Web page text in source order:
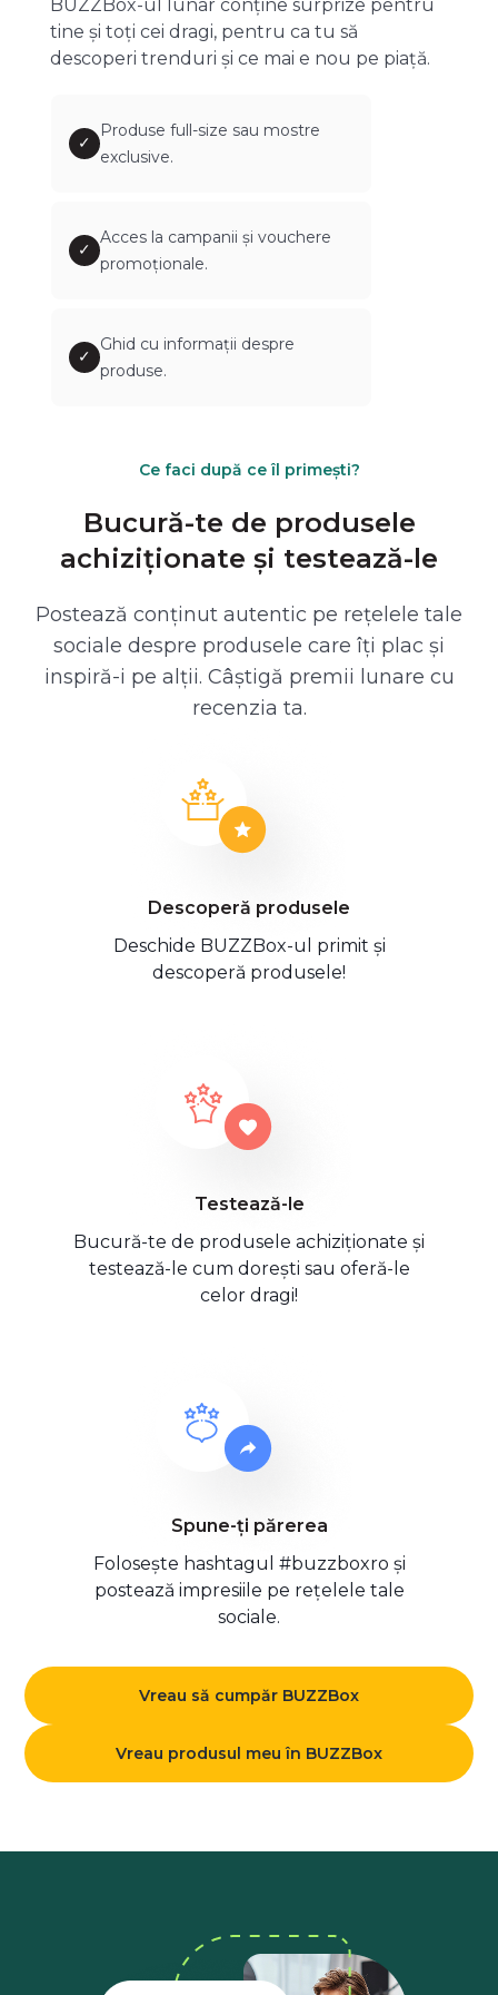
BUZZBox-ul lunar conține surprize pentru
tine și toți cei dragi, pentru ca tu să
descoperi trenduri și ce mai e nou pe piață.
✓
Produse full-size sau mostre
exclusive.
✓
Acces la campanii și vouchere
promoționale.
✓
Ghid cu informații despre
produse.
Ce faci după ce îl primești?
Bucură-te de produsele
achiziționate și testează-le
Postează conținut autentic pe rețelele tale
sociale despre produsele care îți plac și
inspiră-i pe alții. Câștigă premii lunare cu
recenzia ta.
Descoperă produsele
Deschide BUZZBox-ul primit și
descoperă produsele!
Testează-le
Bucură-te de produsele achiziționate și
testează-le cum dorești sau oferă-le
celor dragi!
Spune-ți părerea
Folosește hashtagul #buzzboxro și
postează impresiile pe rețelele tale
sociale.
Vreau să cumpăr BUZZBox
Vreau produsul meu în BUZZBox